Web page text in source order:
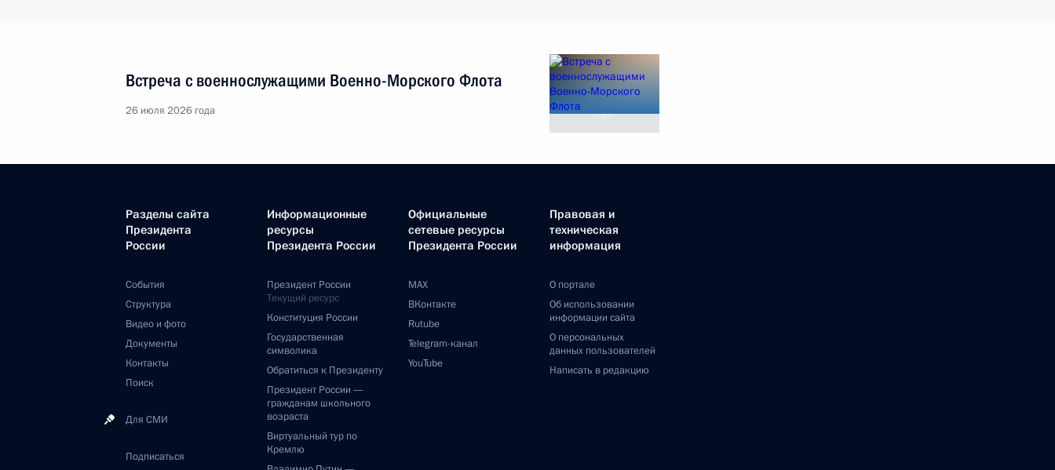
Встреча с военнослужащими Военно-Морского Флота
26 июля 2026 года
Разделы сайта
Президента
России
События
Структура
Видео и фото
Документы
Контакты
Поиск
Для СМИ
Подписаться
Информационные
ресурсы
Президента России
Президент России
Текущий ресурс
Конституция России
Государственная
символика
Обратиться к Президенту
Президент России —
гражданам школьного
возраста
Виртуальный тур по
Кремлю
Официальные
сетевые ресурсы
Президента России
MAX
ВКонтакте
Rutube
Telegram-канал
YouTube
Правовая и
техническая
информация
О портале
Об использовании
информации сайта
О персональных
данных пользователей
Написать в редакцию